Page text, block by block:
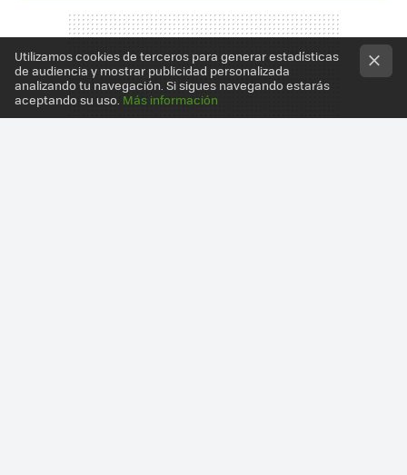
Utilizamos cookies de terceros para generar estadísticas
de audiencia y mostrar publicidad personalizada
analizando tu navegación. Si sigues navegando estarás
aceptando su uso. Más información